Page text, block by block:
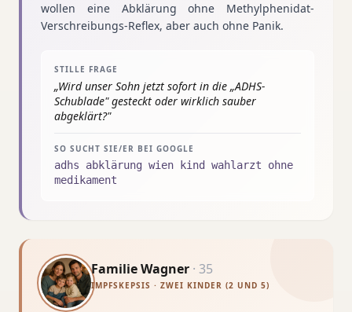
wollen eine Abklärung ohne Methylphenidat-
Verschreibungs-Reflex, aber auch ohne Panik.
STILLE FRAGE
„Wird unser Sohn jetzt sofort in die „ADHS-
Schublade" gesteckt oder wirklich sauber
abgeklärt?"
SO SUCHT SIE/ER BEI GOOGLE
adhs abklärung wien kind wahlarzt ohne
medikament
Familie Wagner · 35
IMPFSKEPSIS · ZWEI KINDER (2 UND 5)